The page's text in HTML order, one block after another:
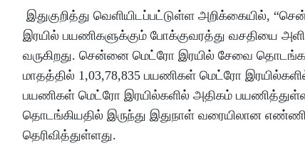
இதுகுறித்து வெளியிடப்பட்டுள்ள அறிக்கையில்,
இரயில் பயணிகளுக்கும் போக்குவரத்து வசதியை
வருகிறது. சென்னை மெட்ரோ இரயில் சேவை
மாதத்தில் 1,03,78,835 பயணிகள் மெட்ரோ
பயணிகள் மெட்ரோ இரயில்களில் அதிகம்
தொடங்கியதில் இருந்து இதுநாள் வரையிலான
தெரிவித்துள்ளது.